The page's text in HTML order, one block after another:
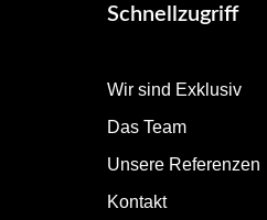
Schnellzugriff
Wir sind Exklusiv
Das Team
Unsere Referenzen
Kontakt